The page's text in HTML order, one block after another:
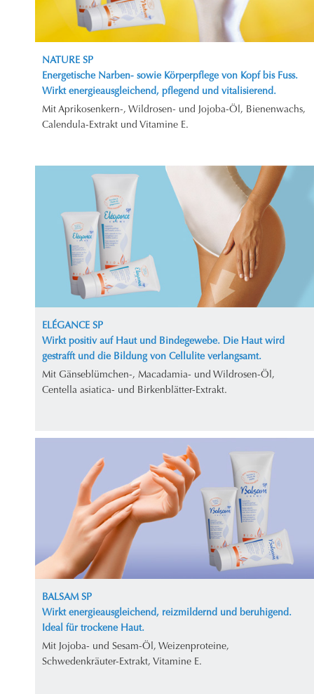
NATURE SP
Energetische Narben- sowie Körperpflege von Kopf bis Fuss.
Wirkt energieausgleichend, pflegend und vitalisierend.
Mit Aprikosenkern-, Wildrosen- und Jojoba-Öl, Bienenwachs,
Calendula-Extrakt und Vitamine E.
ELÉGANCE SP
Wirkt positiv auf Haut und Bindegewebe. Die Haut wird
gestrafft und die Bildung von Cellulite verlangsamt.
Mit Gänseblümchen-, Macadamia- und Wildrosen-Öl,
Centella asiatica- und Birkenblätter-Extrakt.
BALSAM SP
Wirkt energieausgleichend, reizmildernd und beruhigend.
Ideal für trockene Haut.
Mit Jojoba- und Sesam-Öl, Weizenproteine,
Schwedenkräuter-Extrakt, Vitamine E.